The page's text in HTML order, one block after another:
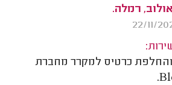
רמלה.
כרטיס למקרר מחברת